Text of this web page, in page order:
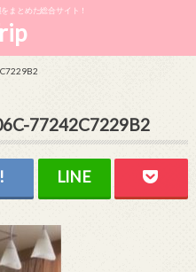
まとめた総合サイト！
77242C7229B2